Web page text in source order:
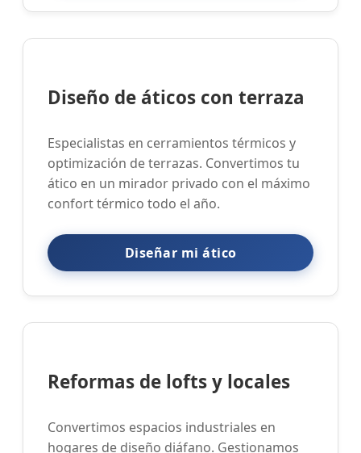
Diseño de áticos con terraza
Especialistas en cerramientos térmicos y
optimización de terrazas. Convertimos tu
ático en un mirador privado con el máximo
confort térmico todo el año.
Diseñar mi ático
Reformas de lofts y locales
Convertimos espacios industriales en
hogares de diseño diáfano. Gestionamos